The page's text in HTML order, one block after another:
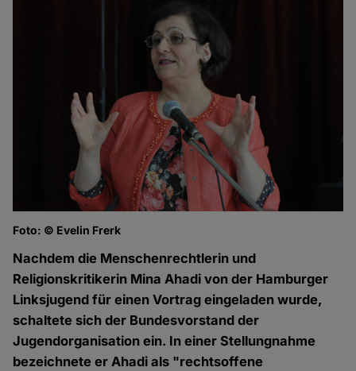
Foto: © Evelin Frerk
Nachdem die Menschenrechtlerin und
Religionskritikerin Mina Ahadi von der Hamburger
Linksjugend für einen Vortrag eingeladen wurde,
schaltete sich der Bundesvorstand der
Jugendorganisation ein. In einer Stellungnahme
bezeichnete er Ahadi als "rechtsoffene